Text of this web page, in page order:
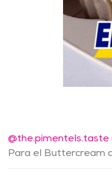
@the.pimentels.taste
Para el Buttercream